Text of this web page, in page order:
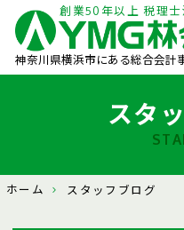
創業50年以上 税理士
神奈川県横浜市にある総合会計
スタ
ホーム スタッフブログ